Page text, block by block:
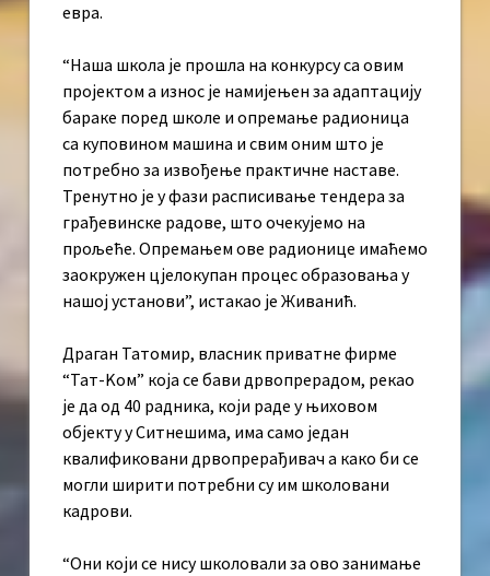
евра.
“Наша школа је прошла на конкурсу са овим
пројектом а износ је намијењен за адаптацију
бараке поред школе и опремање радионица
са куповином машина и свим оним што је
потребно за извођење практичне наставе.
Тренутно је у фази расписивање тендера за
грађевинске радове, што очекујемо на
прољеће. Опремањем ове радионице имаћемо
заокружен цјелокупан процес образовања у
нашој установи”, истакао је Живанић.
Драган Татомир, власник приватне фирме
“Тат-Kом” која се бави дрвопрерадом, рекао
је да од 40 радника, који раде у њиховом
објекту у Ситнешима, има само један
квалификовани дрвопрерађивач а како би се
могли ширити потребни су им школовани
кадрови.
“Они који се нису школовали за ово занимање